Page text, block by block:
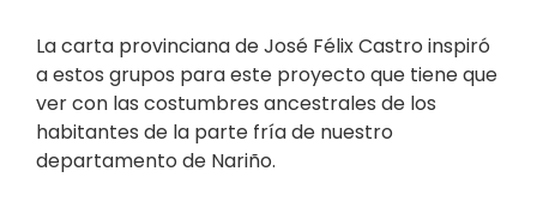
La carta provinciana de José Félix Castro inspiró
a estos grupos para este proyecto que tiene que
ver con las costumbres ancestrales de los
habitantes de la parte fría de nuestro
departamento de Nariño.